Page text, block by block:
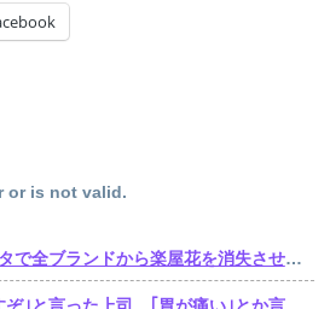
or is not valid.
【学マス】三連結フラスタで全ブランドから楽屋花を消失させた訴訟おじさん遂に口を開くも他人事